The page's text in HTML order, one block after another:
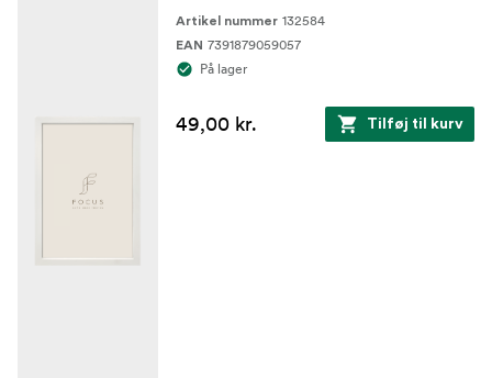
Artikel nummer 132584
EAN 7391879059057
På lager
49,00 kr. Tilføj til kurv